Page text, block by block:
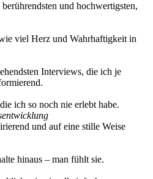
und hochwertigsten,
viel Herz und Wahrhaftigkeit in
Interviews, die ich je
ich so noch nie erlebt habe.
und auf eine stille Weise
hinaus – man fühlt sie.